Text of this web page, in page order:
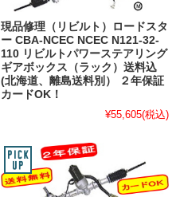
現品修理（リビルト）ロードスタ
ー CBA-NCEC NCEC N121-32-
110 リビルトパワーステアリング
ギアボックス（ラック）送料込
(北海道、離島送料別） ２年保証
カードOK！
¥55,605(税込)